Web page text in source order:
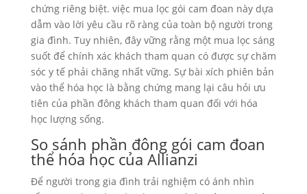
chứng riêng biệt. việc mua lọc gói cam đoan này dựa
dẫm vào lời yêu cầu rõ ràng của toàn bộ người trong
gia đình. Tuy nhiên, đây vững rằng một mua lọc sáng
suốt để chính xác khách tham quan có được sự chăm
sóc y tế phải chăng nhất vững. Sự bài xích phiên bản
vào thể hóa học là bằng chứng mang lại câu hỏi ưu
tiên của phần đông khách tham quan đối với hóa
học lượng sống.
So sánh phần đông gói cam đoan
thể hóa học của Allianzi
Để người trong gia đình trải nghiệm có ánh nhìn